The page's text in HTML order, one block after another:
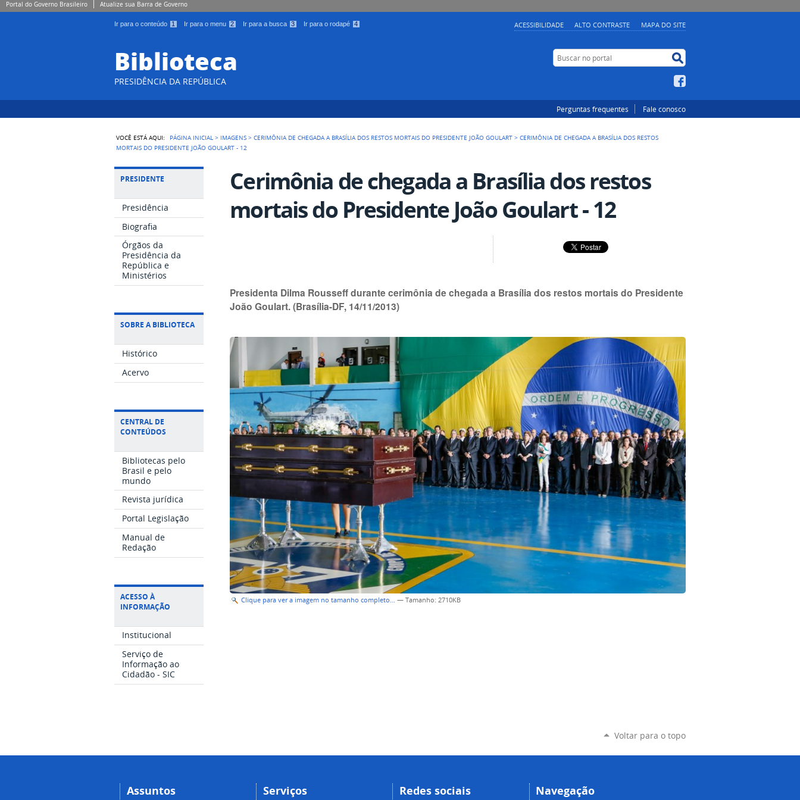
Portal do Governo Brasileiro Atualize sua Barra de Governo
Ir para o conteúdo 1 Ir para o menu 2 Ir para a busca 3 Ir para o rodapé 4 ACESSIBILIDADE ALTO CONTRASTE MAPA DO SITE
Biblioteca
PRESIDÊNCIA DA REPÚBLICA
Buscar no portal
Perguntas frequentes Fale conosco
VOCÊ ESTÁ AQUI: PÁGINA INICIAL > IMAGENS >CERIMÔNIA DE CHEGADA A BRASÍLIA DOS RESTOS MORTAIS DO PRESIDENTE JOÃO GOULART >CERIMÔNIA DE CHEGADA A BRASÍLIA DOS RESTOS
MORTAIS DO PRESIDENTE JOÃO GOULART - 12
PRESIDENTE
Presidência
Biografia
Órgãos da
Presidência da
República e
Ministérios
SOBRE A BIBLIOTECA
Histórico
Acervo
CENTRAL DE
CONTEÚDOS
Bibliotecas pelo
Brasil e pelo
mundo
Revista jurídica
Portal Legislação
Manual de
Redação
ACESSO À
INFORMAÇÃO
Institucional
Serviço de
Informação ao
Cidadão - SIC
Cerimônia de chegada a Brasília dos restos
mortais do Presidente João Goulart - 12
Presidenta Dilma Rousseff durante cerimônia de chegada a Brasília dos restos mortais do Presidente
João Goulart. (Brasília-DF, 14/11/2013)
Clique para ver a imagem no tamanho completo… —Tamanho: 2710KB
Voltar para o topo
Assuntos Serviços Redes sociais Navegação